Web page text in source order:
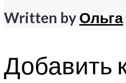
Written byОльга
Добавить